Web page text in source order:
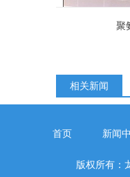
聚
相关新闻
首页 新闻
版权所有：